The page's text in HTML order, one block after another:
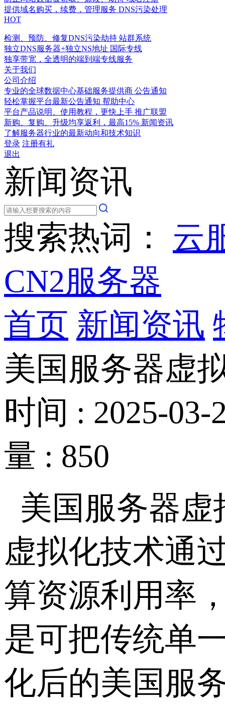
提供域名购买，续费，管理服务 DNS污染处理
HOT
检测、预防、修复DNS污染劫持 站群系统
独立DNS服务器+独立NS地址 国际专线
独享带宽，全透明的端到端专线服务
关于我们
公司介绍
专业的全球数据中心基础服务提供商 公告通知
轻松掌握平台最新公告通知 帮助中心
平台产品说明、使用教程，更快上手 推广联盟
新购、复购、升级均享返利，最高15% 新闻资讯
了解服务器行业的最新动向和技术知识
登录 注册有礼
退出
新闻资讯
搜索热词： 云
CN2服务器
首页 新闻资讯
美国服务器虚
时间 : 2025-03-
量 : 850
美国服务器
虚拟化技术通
算资源利用率
是可把传统单
化后的美国服